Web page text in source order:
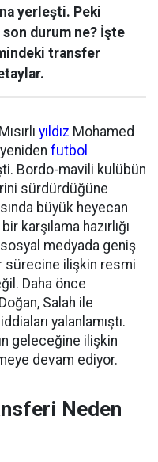
yerleşti. Peki
durum ne? İşte
transfer
yıldız Mohamed
futbol
Bordo-mavili kulübün
sürdürdüğüne
büyük heyecan
karşılama hazırlığı
sosyal medyada geniş
sürecine ilişkin resmi
Daha önce
Salah ile
yalanlamıştı.
geleceğine ilişkin
devam ediyor.
Neden